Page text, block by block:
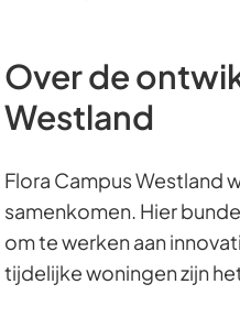
Over de
Westland
Flora Campus Westland
samenkomen. Hier
om te werken aan
tijdelijke woningen zijn